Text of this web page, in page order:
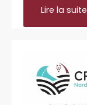
Lire la suite